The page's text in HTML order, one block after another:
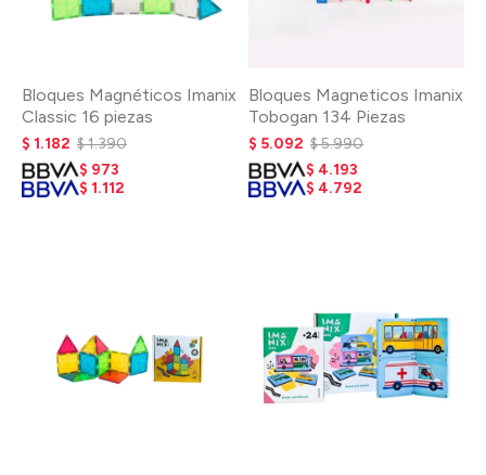
Bloques Magnéticos Imanix
Classic 16 piezas
$ 1.182 $1.390
$ 973
$ 1.112
Bloques Magneticos Imanix
Tobogan 134 Piezas
$ 5.092 $5.990
$ 4.193
$ 4.792